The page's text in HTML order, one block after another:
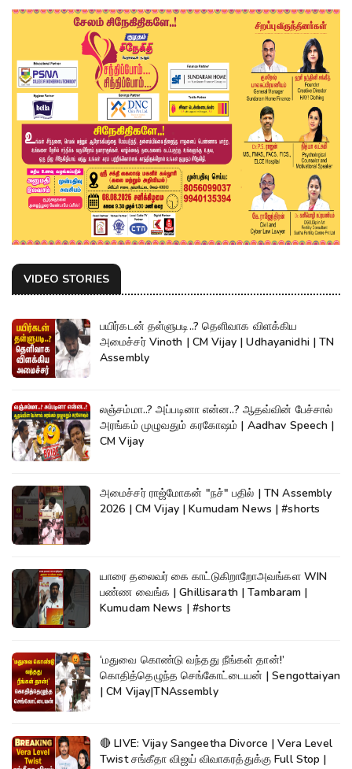
VIDEO STORIES
பயிர்கடன் தள்ளுபடி..? தெளிவாக விளக்கிய
அமைச்சர் Vinoth | CM Vijay | Udhayanidhi | TN
Assembly
லஞ்சம்மா..? அப்படினா என்ன..? ஆதவ்வின் பேச்சால்
அரங்கம் முழுவதும் கரகோஷம் | Aadhav Speech |
CM Vijay
அமைச்சர் ராஜ்மோகன் "நச்" பதில் | TN Assembly
2026 | CM Vijay | Kumudam News | #shorts
யாரை தலைவர் கை காட்டுகிறாறோஅவங்கள WIN
பண்ண வைங்க | Ghillisarath | Tambaram |
Kumudam News | #shorts
‘மதுவை கொண்டு வந்தது நீங்கள் தான்!’
கொதித்தெழுந்த செங்கோட்டையன் | Sengottaiyan
| CM Vijay|TNAssembly
🔴 LIVE: Vijay Sangeetha Divorce | Vera Level
Twist சங்கீதா விஜய் விவாகரத்துக்கு Full Stop |